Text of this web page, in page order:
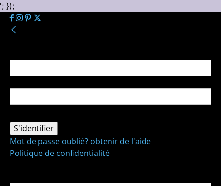
'; });
Mot de passe oublié? obtenir de l'aide
Politique de confidentialité